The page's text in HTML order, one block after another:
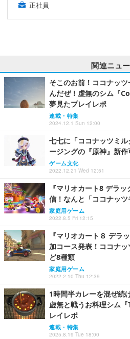
正社員
関連ニュ
そこのお前！ココナッ
んだぜ！虚無のシム『
夢見たプレイレポ
連載・特集
2024.12.1 Sun 12:00
七七に「ココナッツミ
ージングの『原神』新
ゲーム文化
2022.12.21 Wed 12:51
『マリオカート8 デラ
信！なんと「ココナッ
家庭用ゲーム
2022.8.5 Fri 12:15
『マリオカート８ デラ
加コース発表！ココナ
ど8種類
家庭用ゲーム
2022.2.10 Thu 12:39
1時間半カレーを混ぜ続
虚無と戦うお料理シム
レイレポ
連載・特集
2025.8.19 Tue 18:00